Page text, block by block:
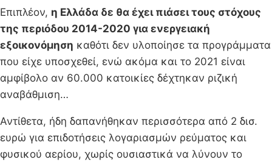
Επιπλέον, η Ελλάδα δε θα έχει πιάσει τους στόχους
της περιόδου 2014-2020 για ενεργειακή
εξοικονόμηση καθότι δεν υλοποίησε τα προγράμματα
που είχε υποσχεθεί, ενώ ακόμα και το 2021 είναι
αμφίβολο αν 60.000 κατοικίες δέχτηκαν ριζική
αναβάθμιση…
Αντίθετα, ήδη δαπανήθηκαν περισσότερα από 2 δισ.
ευρώ για επιδοτήσεις λογαριασμών ρεύματος και
φυσικού αερίου, χωρίς ουσιαστικά να λύνουν το